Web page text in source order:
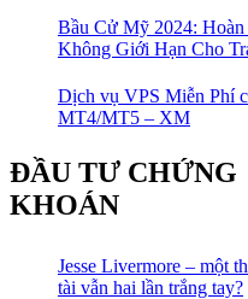
Thị Trường Ngay!
Bầu Cử Mỹ 2024: Hoàn
Không Giới Hạn Cho
Dịch vụ VPS Miễn Phí
MT4/MT5 – XM
ĐẦU TƯ CHỨNG
KHOÁN
Jesse Livermore – một
tài vẫn hai lần trắng tay?